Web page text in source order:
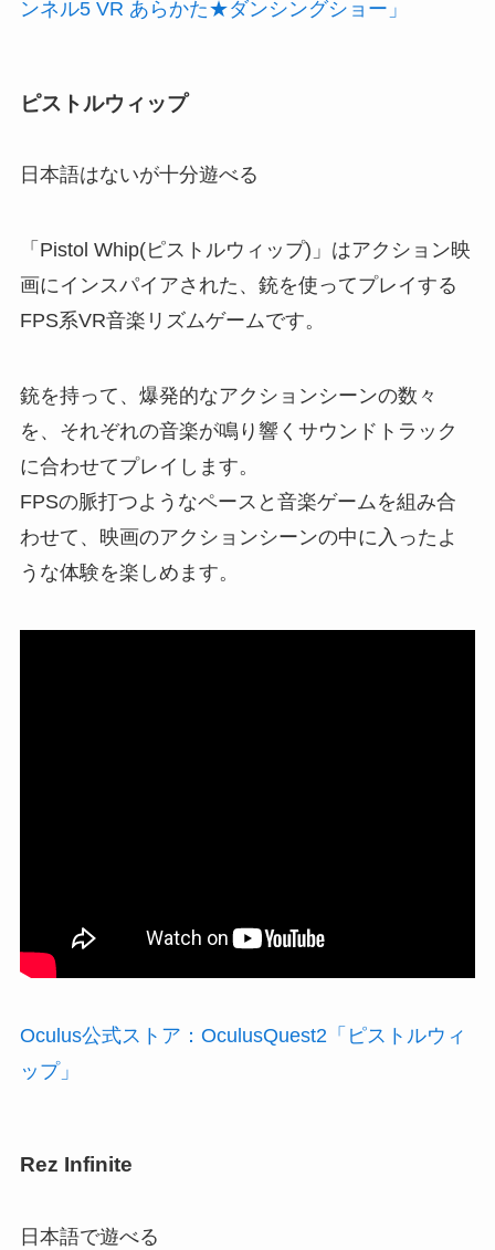
ンネル5 VR あらかた★ダンシングショー」
ピストルウィップ
日本語はないが十分遊べる
「Pistol Whip(ピストルウィップ)」はアクション映
画にインスパイアされた、銃を使ってプレイする
FPS系VR音楽リズムゲームです。
銃を持って、爆発的なアクションシーンの数々
を、それぞれの音楽が鳴り響くサウンドトラック
に合わせてプレイします。
FPSの脈打つようなペースと音楽ゲームを組み合
わせて、映画のアクションシーンの中に入ったよ
うな体験を楽しめます。
Oculus公式ストア：OculusQuest2「ピストルウィ
ップ」
Rez Infinite
日本語で遊べる